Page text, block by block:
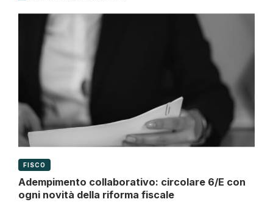
FISCO
Adempimento collaborativo: circolare 6/E con
ogni novità della riforma fiscale